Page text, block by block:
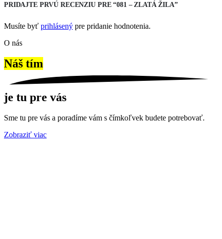
PRIDAJTE PRVÚ RECENZIU PRE “081 – ZLATÁ ŽILA”
Musíte byť prihlásený pre pridanie hodnotenia.
O nás
Náš tím
je tu pre vás
Sme tu pre vás a poradíme vám s čímkoľvek budete potrebovať.
Zobraziť viac